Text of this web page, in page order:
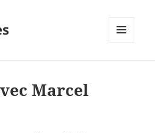
Marcel